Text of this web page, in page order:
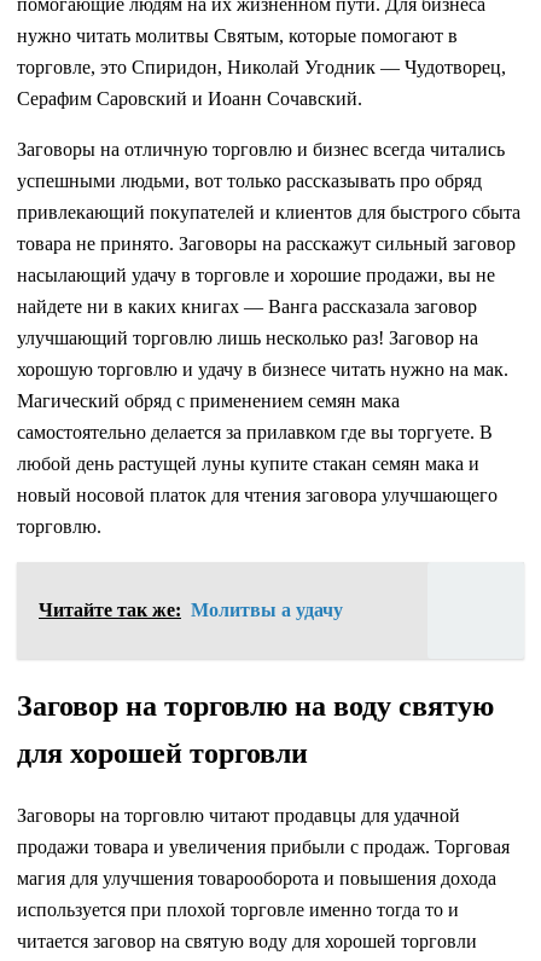
нужно читать молитвы Святым, которые помогают в
торговле, это Спиридон, Николай Угодник — Чудотворец,
Серафим Саровский и Иоанн Сочавский.
Заговоры на отличную торговлю и бизнес всегда читались
успешными людьми, вот только рассказывать про обряд
привлекающий покупателей и клиентов для быстрого сбыта
товара не принято. Заговоры на расскажут сильный заговор
насылающий удачу в торговле и хорошие продажи, вы не
найдете ни в каких книгах — Ванга рассказала заговор
улучшающий торговлю лишь несколько раз! Заговор на
хорошую торговлю и удачу в бизнесе читать нужно на мак.
Магический обряд с применением семян мака
самостоятельно делается за прилавком где вы торгуете. В
любой день растущей луны купите стакан семян мака и
новый носовой платок для чтения заговора улучшающего
торговлю.
Читайте так же: Молитвы а удачу
Заговор на торговлю на воду святую
для хорошей торговли
Заговоры на торговлю читают продавцы для удачной
продажи товара и увеличения прибыли с продаж. Торговая
магия для улучшения товарооборота и повышения дохода
используется при плохой торговле именно тогда то и
читается заговор на святую воду для хорошей торговли